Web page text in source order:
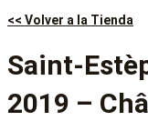
<< Volver a la Tienda
Saint-
2019 –